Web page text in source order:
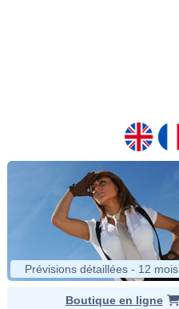
Prévisions détaillées - 12 mois
Boutique en ligne